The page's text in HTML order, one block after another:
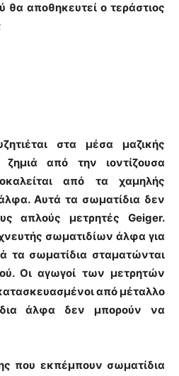
θα αποθηκευτεί ο τεράστιος
στα μέσα μαζικής
από την ιοντίζουσα
από τα χαμηλής
Αυτά τα σωματίδια δεν
απλούς μετρητές Geiger.
σωματιδίων άλφα για
τα σωματίδια σταματώνται
Οι αγωγοί των μετρητών
από μέταλλο
άλφα δεν μπορούν να
που εκπέμπουν σωματίδια